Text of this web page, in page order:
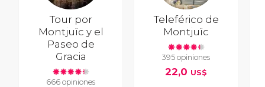
Tour por
Montjuïc y el
Paseo de
Gracia
666 opiniones
Teleférico de
Montjuïc
395 opiniones
22,0 US$